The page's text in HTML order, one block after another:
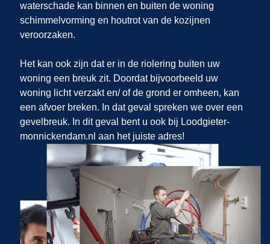
waterschade kan binnen en buiten de woning
schimmelvorming en houtrot van de kozijnen
veroorzaken.
Het kan ook zijn dat er in de riolering buiten uw
woning een breuk zit. Doordat bijvoorbeeld uw
woning licht verzakt en/ of de grond er omheen, kan
een afvoer breken. In dat geval spreken we over een
gevelbreuk. In dit geval bent u ook bij Loodgieter-
monnickendam.nl aan het juiste adres!